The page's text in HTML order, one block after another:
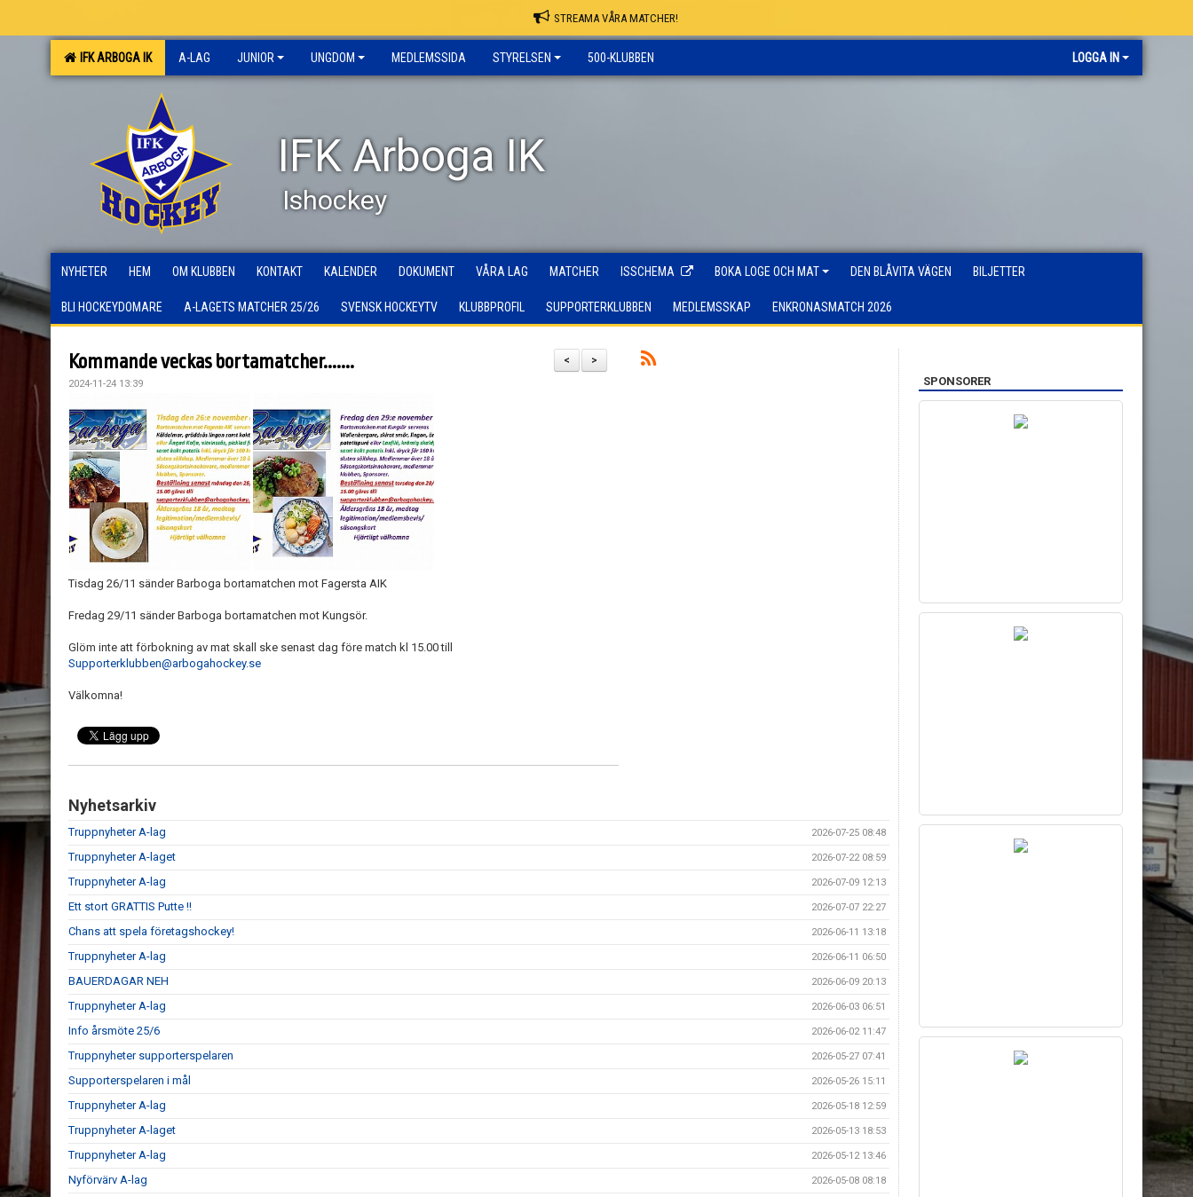
STREAMA VÅRA MATCHER!
IFK ARBOGA IK A-LAG JUNIOR UNGDOM MEDLEMSSIDA STYRELSEN 500-KLUBBEN LOGGA IN
IFK Arboga IK
Ishockey
NYHETER HEM OM KLUBBEN KONTAKT KALENDER DOKUMENT VÅRA LAG MATCHER ISSCHEMA BOKA LOGE OCH MAT DEN BLÅVITA VÄGEN BILJETTER
BLI HOCKEYDOMARE A-LAGETS MATCHER 25/26 SVENSK HOCKEYTV KLUBBPROFIL SUPPORTERKLUBBEN MEDLEMSSKAP ENKRONASMATCH 2026
>
<
Kommande veckas bortamatcher.......
2024-11-24 13:39
Tisdag 26/11 sänder Barboga bortamatchen mot Fagersta AIK
Fredag 29/11 sänder Barboga bortamatchen mot Kungsör.
Glöm inte att förbokning av mat skall ske senast dag före match kl 15.00 till
Supporterklubben@arbogahockey.se
Välkomna!
Nyhetsarkiv
Truppnyheter A-lag 2026-07-25 08:48
Truppnyheter A-laget 2026-07-22 08:59
Truppnyheter A-lag 2026-07-09 12:13
Ett stort GRATTIS Putte !! 2026-07-07 22:27
Chans att spela företagshockey! 2026-06-11 13:18
Truppnyheter A-lag 2026-06-11 06:50
BAUERDAGAR NEH 2026-06-09 20:13
Truppnyheter A-lag 2026-06-03 06:51
Info årsmöte 25/6 2026-06-02 11:47
Truppnyheter supporterspelaren 2026-05-27 07:41
Supporterspelaren i mål 2026-05-26 15:11
Truppnyheter A-lag 2026-05-18 12:59
Truppnyheter A-laget 2026-05-13 18:53
Truppnyheter A-lag 2026-05-12 13:46
Nyförvärv A-lag 2026-05-08 08:18
SPONSORER